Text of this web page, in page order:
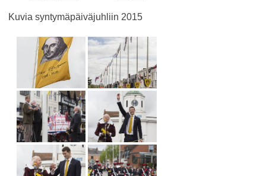
Kuvia syntymäpäiväjuhliin 2015